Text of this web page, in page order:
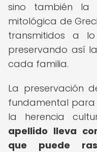
sino también la
mitológica de
transmitidos a
preservando así
cada familia.
La preservación
fundamental para
la herencia
apellido lleva
que puede